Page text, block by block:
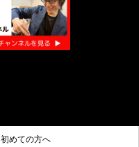
初めての方へ